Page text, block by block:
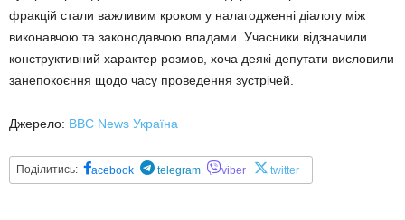
фракцій стали важливим кроком у налагодженні діалогу між
виконавчою та законодавчою владами. Учасники відзначили
конструктивний характер розмов, хоча деякі депутати висловили
занепокоєння щодо часу проведення зустрічей.
Джерело: BBC News Україна
Поділитись: acebook telegram viber twitter